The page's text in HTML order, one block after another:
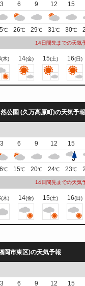
3 6 9 12 15
℃ 26℃ 29℃ 31℃ 30℃
14日間先までの天気
(木) 14(金) 15(土) 16(日)
公園 (久万高原町)の天気予報
3 6 9 12 15
℃ 15℃ 20℃ 24℃ 23℃
14日間先までの天気
(木) 14(金) 15(土) 16(日)
岡市東区)の天気予報
3 6 9 12 15